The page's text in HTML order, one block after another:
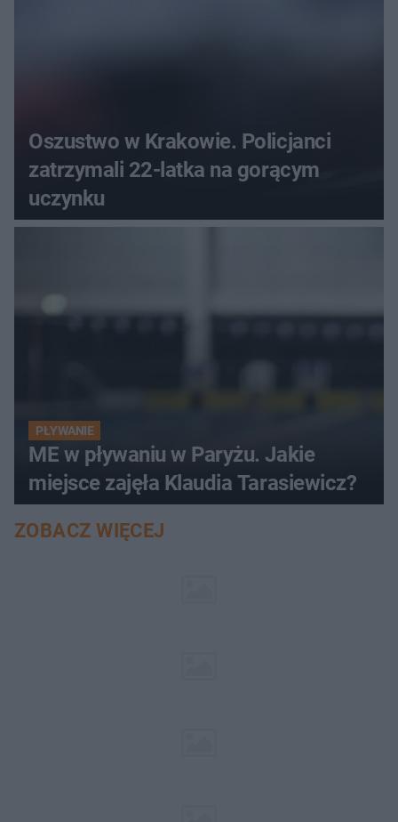
Oszustwo w Krakowie. Policjanci
zatrzymali 22-latka na gorącym
uczynku
PŁYWANIE
ME w pływaniu w Paryżu. Jakie
miejsce zajęła Klaudia Tarasiewicz?
ZOBACZ WIĘCEJ